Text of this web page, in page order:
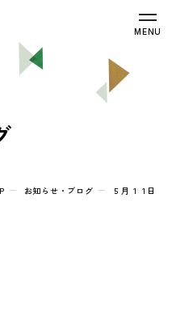
定こども園 たかがみねこ
MENU
お知らせ・ブログ ５月１１日